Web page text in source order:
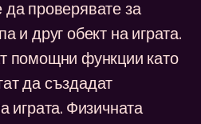
проверявате за
и друг обект на играта.
помощни функции като
да създадат
играта. Физичната